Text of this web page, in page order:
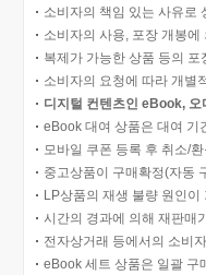
소비자의 책임 있는 사유로
소비자의 사용, 포장 개봉
복제가 가능한 상품 등의
소비자의 요청에 따라 개별
디지털 컨텐츠인 eBook,
eBook 대여 상품은 대여 기
모바일 쿠폰 등록 후 취소/
중고상품이 구매확정(자동
LP상품의 재생 불량 원인
시간의 경과에 의해 재판매
전자상거래 등에서의 소비
eBook 세트 상품은 일괄 구